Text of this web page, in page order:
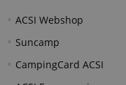
ACSI Webshop
Suncamp
CampingCard ACSI